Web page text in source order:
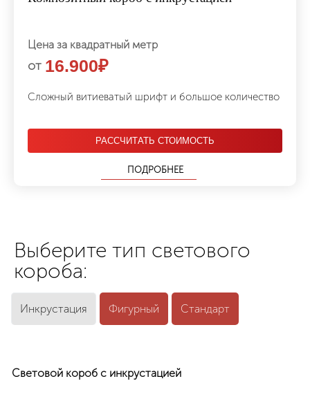
Цена за квадратный метр
от 16.900₽
Сложный витиеватый шрифт и большое количество
РАССЧИТАТЬ СТОИМОСТЬ
ПОДРОБНЕЕ
Выберите тип светового
короба:
Инкрустация Фигурный Стандарт
Световой короб с инкрустацией